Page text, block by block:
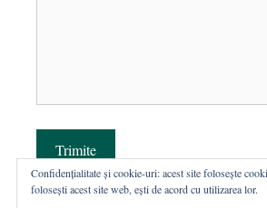
Trimite
Confidențialitate și cookie-uri: acest site folosește
folosești acest site web, ești de acord cu utilizarea lor.